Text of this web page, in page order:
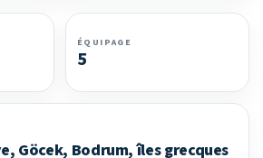
ÉQUIPAGE
5
Göcek, Bodrum, îles grecques